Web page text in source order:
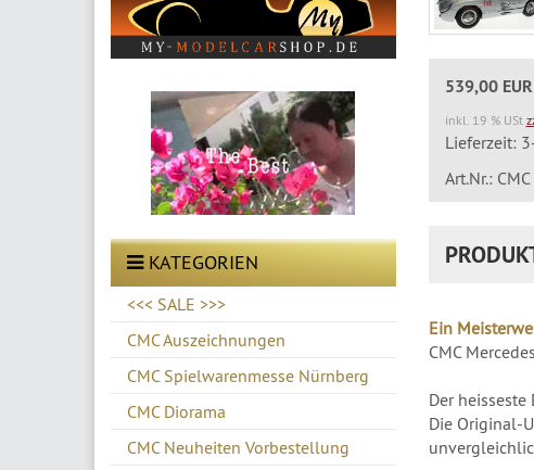
KATEGORIEN
<<< SALE >>>
CMC Auszeichnungen
CMC Spielwarenmesse Nürnberg
CMC Diorama
CMC Neuheiten Vorbestellung
539,00 EUR
inkl. 19 % USt
Lieferzeit:
Art.Nr.:
Ein
CMC
Der
Die Original-